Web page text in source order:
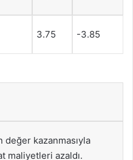
3.75 -3.85
değer kazanmasıyla
maliyetleri azaldı.